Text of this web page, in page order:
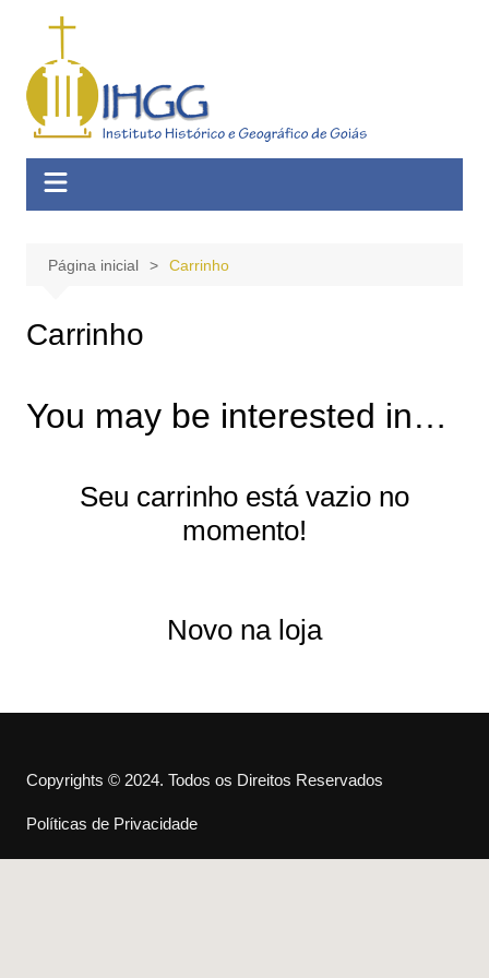
conteúdo
Página inicial Carrinho
Carrinho
You may be interested in…
Seu carrinho está vazio no
momento!
Novo na loja
Copyrights © 2024. Todos os Direitos Reservados
Políticas de Privacidade